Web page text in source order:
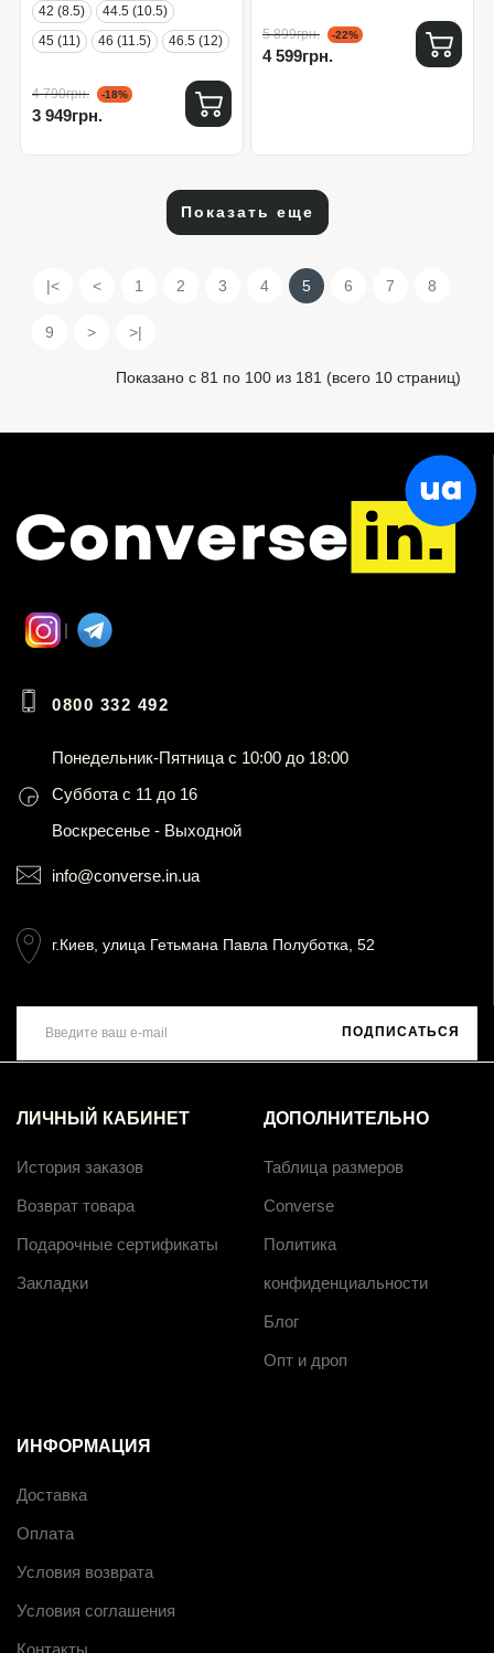
42 (8.5)
44.5 (10.5)
45 (11)
46 (11.5) 46.5 (12)
4 790грн. -18%
3 949грн.
5 899грн. -22%
4 599грн.
Показать еще
|< < 1 2 3 4 5 6 7 8
9 > >|
Показано с 81 по 100 из 181 (всего 10 страниц)
0800 332 492
Понедельник-Пятница с 10:00 до 18:00
Суббота с 11 до 16
Воскресенье - Выходной
info@converse.in.ua
г.Киев, улица Гетьмана Павла Полуботка, 52
ПОДПИСАТЬСЯ
ЛИЧНЫЙ КАБИНЕТ
История заказов
Возврат товара
Подарочные сертификаты
Закладки
ДОПОЛНИТЕЛЬНО
Таблица размеров
Converse
Политика
конфиденциальности
Блог
Опт и дроп
ИНФОРМАЦИЯ
Доставка
Оплата
Условия возврата
Условия соглашения
Контакты